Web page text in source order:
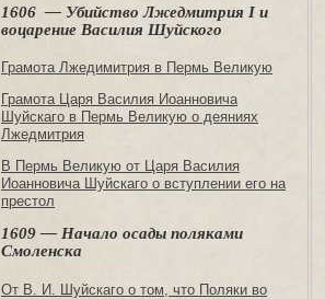
1606 — Убийство Лжедмитрия I и
воцарение Василия Шуйского
Грамота Лжедимитрия в Пермь Великую
Грамота Царя Василия Иоанновича
Шуйскаго в Пермь Великую о деяниях
Лжедмитрия
В Пермь Великую от Царя Василия
Иоанновича Шуйскаго о вступлении его на
престол
1609 — Начало осады поляками
Смоленска
От В. И. Шуйскаго о том, что Поляки во